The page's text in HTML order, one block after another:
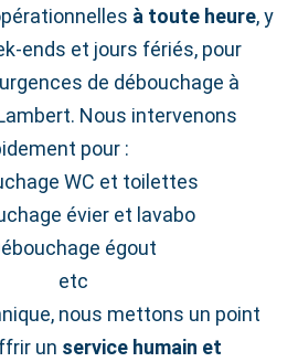
à toute heure, y
et jours fériés, pour
de débouchage à
Nous intervenons
pour :
WC et toilettes
évier et lavabo
égout
etc
nous mettons un point
un service humain et